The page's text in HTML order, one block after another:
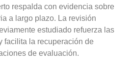
respalda con evidencia sobre
a largo plazo. La revisión
estudiado refuerza las
facilita la recuperación de
de evaluación.